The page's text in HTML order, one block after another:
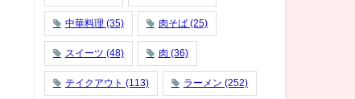
中華料理 (35) 肉そば (25)
スイーツ (48) 肉 (36)
テイクアウト (113) ラーメン (252)